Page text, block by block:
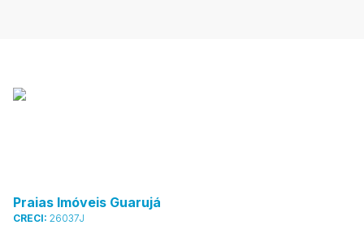
Praias Imóveis Guarujá
CRECI: 26037J